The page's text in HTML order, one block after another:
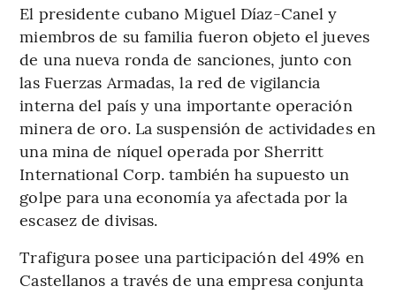
El presidente cubano Miguel Díaz-Canel y
miembros de su familia fueron objeto el jueves
de una nueva ronda de sanciones, junto con
las Fuerzas Armadas, la red de vigilancia
interna del país y una importante operación
minera de oro. La suspensión de actividades en
una mina de níquel operada por Sherritt
International Corp. también ha supuesto un
golpe para una economía ya afectada por la
escasez de divisas.
Trafigura posee una participación del 49% en
Castellanos a través de una empresa conjunta